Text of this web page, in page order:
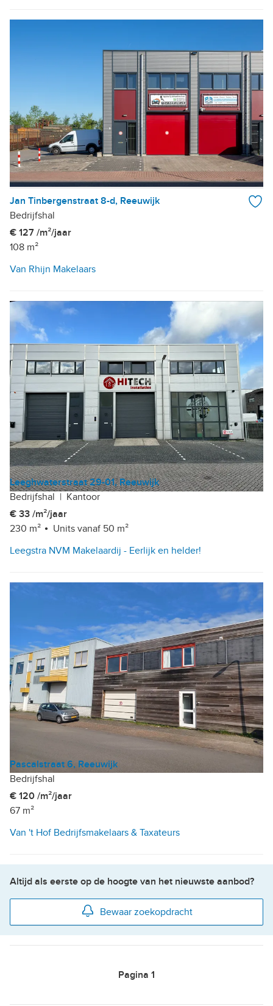
Jan Tinbergenstraat 8-d, Reeuwijk
Bedrijfshal
€ 127 /m²/jaar
108 m²
Van Rhijn Makelaars
Leeghwaterstraat 29-01, Reeuwijk
Bedrijfshal | Kantoor
€ 33 /m²/jaar
230 m²
Units vanaf 50 m²
Leegstra NVM Makelaardij - Eerlijk en helder!
Pascalstraat 6, Reeuwijk
Bedrijfshal
€ 120 /m²/jaar
67 m²
Van 't Hof Bedrijfsmakelaars & Taxateurs
Altijd als eerste op de hoogte van het nieuwste aanbod?
Bewaar zoekopdracht
Pagina 1